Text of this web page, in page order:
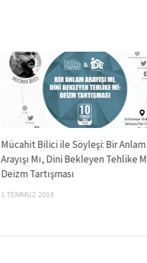
Mücahit Bilici ile Söyleşi: Bir Anlam
Arayışı Mı, Dini Bekleyen Tehlike
Deizm Tartışması
1 TEMMUZ 2018